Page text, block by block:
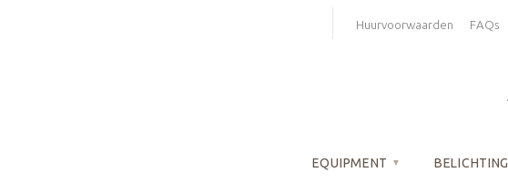
Huurvoorwaarden FAQs
EQUIPMENT BELICHTING